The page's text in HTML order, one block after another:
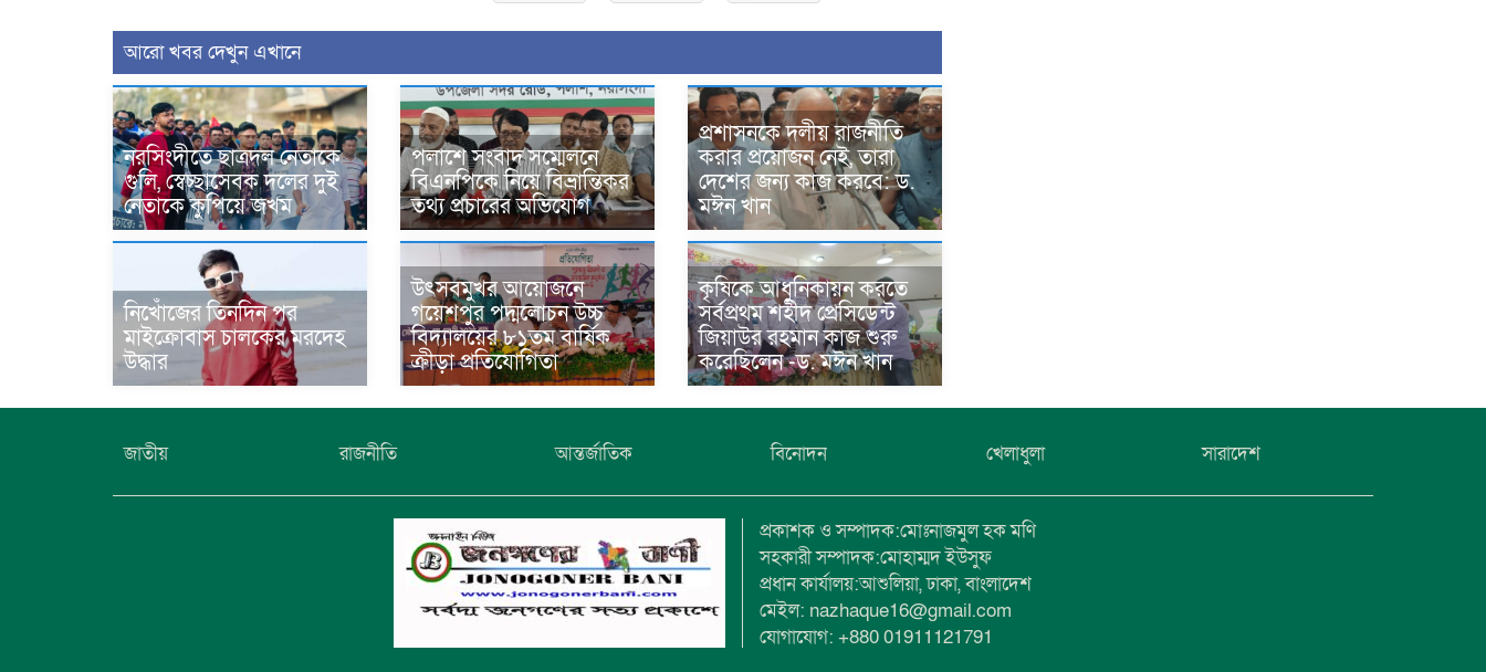
আরো খবর দেখুন এখানে
নরসিংদীতে ছাত্রদল নেতাকে
গুলি, স্বেচ্ছাসেবক দলের দুই
নেতাকে কুপিয়ে জখম
পলাশে সংবাদ সম্মেলনে
বিএনপিকে নিয়ে বিভ্রান্তিকর
তথ্য প্রচারের অভিযোগ
প্রশাসনকে দলীয় রাজনীতি
করার প্রয়োজন নেই, তারা
দেশের জন্য কাজ করবে: ড.
মঈন খান
নিখোঁজের তিনদিন পর
মাইক্রোবাস চালকের মরদেহ
উদ্ধার
উৎসবমুখর আয়োজনে
গয়েশপুর পদ্মলোচন উচ্চ
বিদ্যালয়ের ৮১তম বার্ষিক
ক্রীড়া প্রতিযোগিতা
কৃষিকে আধুনিকায়ন করতে
সর্বপ্রথম শহীদ প্রেসিডেন্ট
জিয়াউর রহমান কাজ শুরু
করেছিলেন -ড. মঈন খান
জাতীয় রাজনীতি আন্তর্জাতিক বিনোদন খেলাধুলা সারাদেশ
প্রকাশক ও সম্পাদক:মোঃনাজমুল হক মণি
সহকারী সম্পাদক:মোহাম্মদ ইউসুফ
প্রধান কার্যালয়:আশুলিয়া, ঢাকা, বাংলাদেশ
মেইল: nazhaque16@gmail.com
যোগাযোগ: +880 01911121791